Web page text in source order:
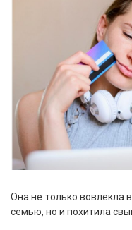
Она не только вовлекла
семью, но и похитила